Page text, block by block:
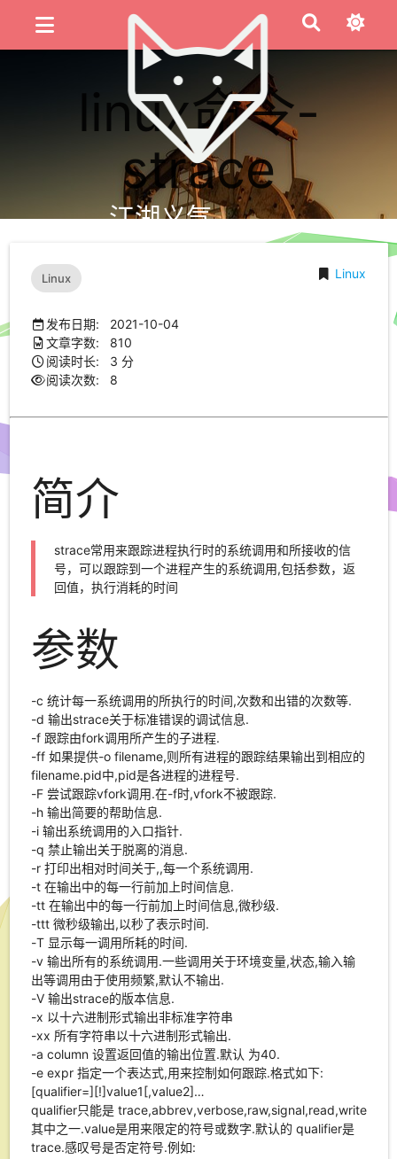
江湖义气
linux命令-
strace
Linux Linux
发布日期: 2021-10-04
文章字数: 810
阅读时长: 3 分
阅读次数: 8
简介
strace常用来跟踪进程执行时的系统调用和所接收的信
号，可以跟踪到一个进程产生的系统调用,包括参数，返
回值，执行消耗的时间
参数
-c 统计每一系统调用的所执行的时间,次数和出错的次数等.
-d 输出strace关于标准错误的调试信息.
-f 跟踪由fork调用所产生的子进程.
-ff 如果提供-o filename,则所有进程的跟踪结果输出到相应的
filename.pid中,pid是各进程的进程号.
-F 尝试跟踪vfork调用.在-f时,vfork不被跟踪.
-h 输出简要的帮助信息.
-i 输出系统调用的入口指针.
-q 禁止输出关于脱离的消息.
-r 打印出相对时间关于,,每一个系统调用.
-t 在输出中的每一行前加上时间信息.
-tt 在输出中的每一行前加上时间信息,微秒级.
-ttt 微秒级输出,以秒了表示时间.
-T 显示每一调用所耗的时间.
-v 输出所有的系统调用.一些调用关于环境变量,状态,输入输
出等调用由于使用频繁,默认不输出.
-V 输出strace的版本信息.
-x 以十六进制形式输出非标准字符串
-xx 所有字符串以十六进制形式输出.
-a column 设置返回值的输出位置.默认 为40.
-e expr 指定一个表达式,用来控制如何跟踪.格式如下:
[qualifier=][!]value1[,value2]…
qualifier只能是 trace,abbrev,verbose,raw,signal,read,write
其中之一.value是用来限定的符号或数字.默认的 qualifier是
trace.感叹号是否定符号.例如: